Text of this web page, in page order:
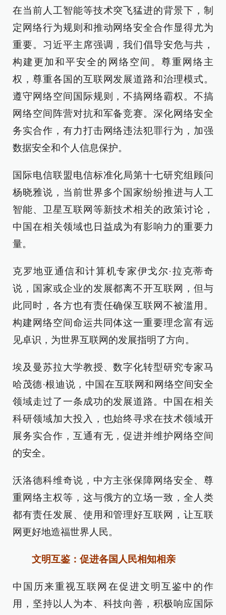
在当前人工智能等技术突飞猛进的背景下，制
定网络行为规则和推动网络安全合作显得尤为
重要。习近平主席强调，我们倡导安危与共，
构建更加和平安全的网络空间。尊重网络主
权，尊重各国的互联网发展道路和治理模式。
遵守网络空间国际规则，不搞网络霸权。不搞
网络空间阵营对抗和军备竞赛。深化网络安全
务实合作，有力打击网络违法犯罪行为，加强
数据安全和个人信息保护。
国际电信联盟电信标准化局第十七研究组顾问
杨晓雅说，当前世界多个国家纷纷推进与人工
智能、卫星互联网等新技术相关的政策讨论，
中国在相关领域也日益成为有影响力的重要力
量。
克罗地亚通信和计算机专家伊戈尔·拉克蒂奇
说，国家或企业的发展都离不开互联网，但与
此同时，各方也有责任确保互联网不被滥用。
构建网络空间命运共同体这一重要理念富有远
见卓识，为世界互联网的发展指明了方向。
埃及曼苏拉大学教授、数字化转型研究专家马
哈茂德·根迪说，中国在互联网和网络空间安全
领域走过了一条成功的发展道路。中国在相关
科研领域加大投入，也始终寻求在技术领域开
展务实合作，互通有无，促进并维护网络空间
的安全。
沃洛德科维奇说，中方主张保障网络安全、尊
重网络主权等，这与俄方的立场一致，全人类
都有责任发展、使用和管理好互联网，让互联
网更好地造福世界人民。
文明互鉴：促进各国人民相知相亲
中国历来重视互联网在促进文明互鉴中的作
用，坚持以人为本、科技向善，积极响应国际